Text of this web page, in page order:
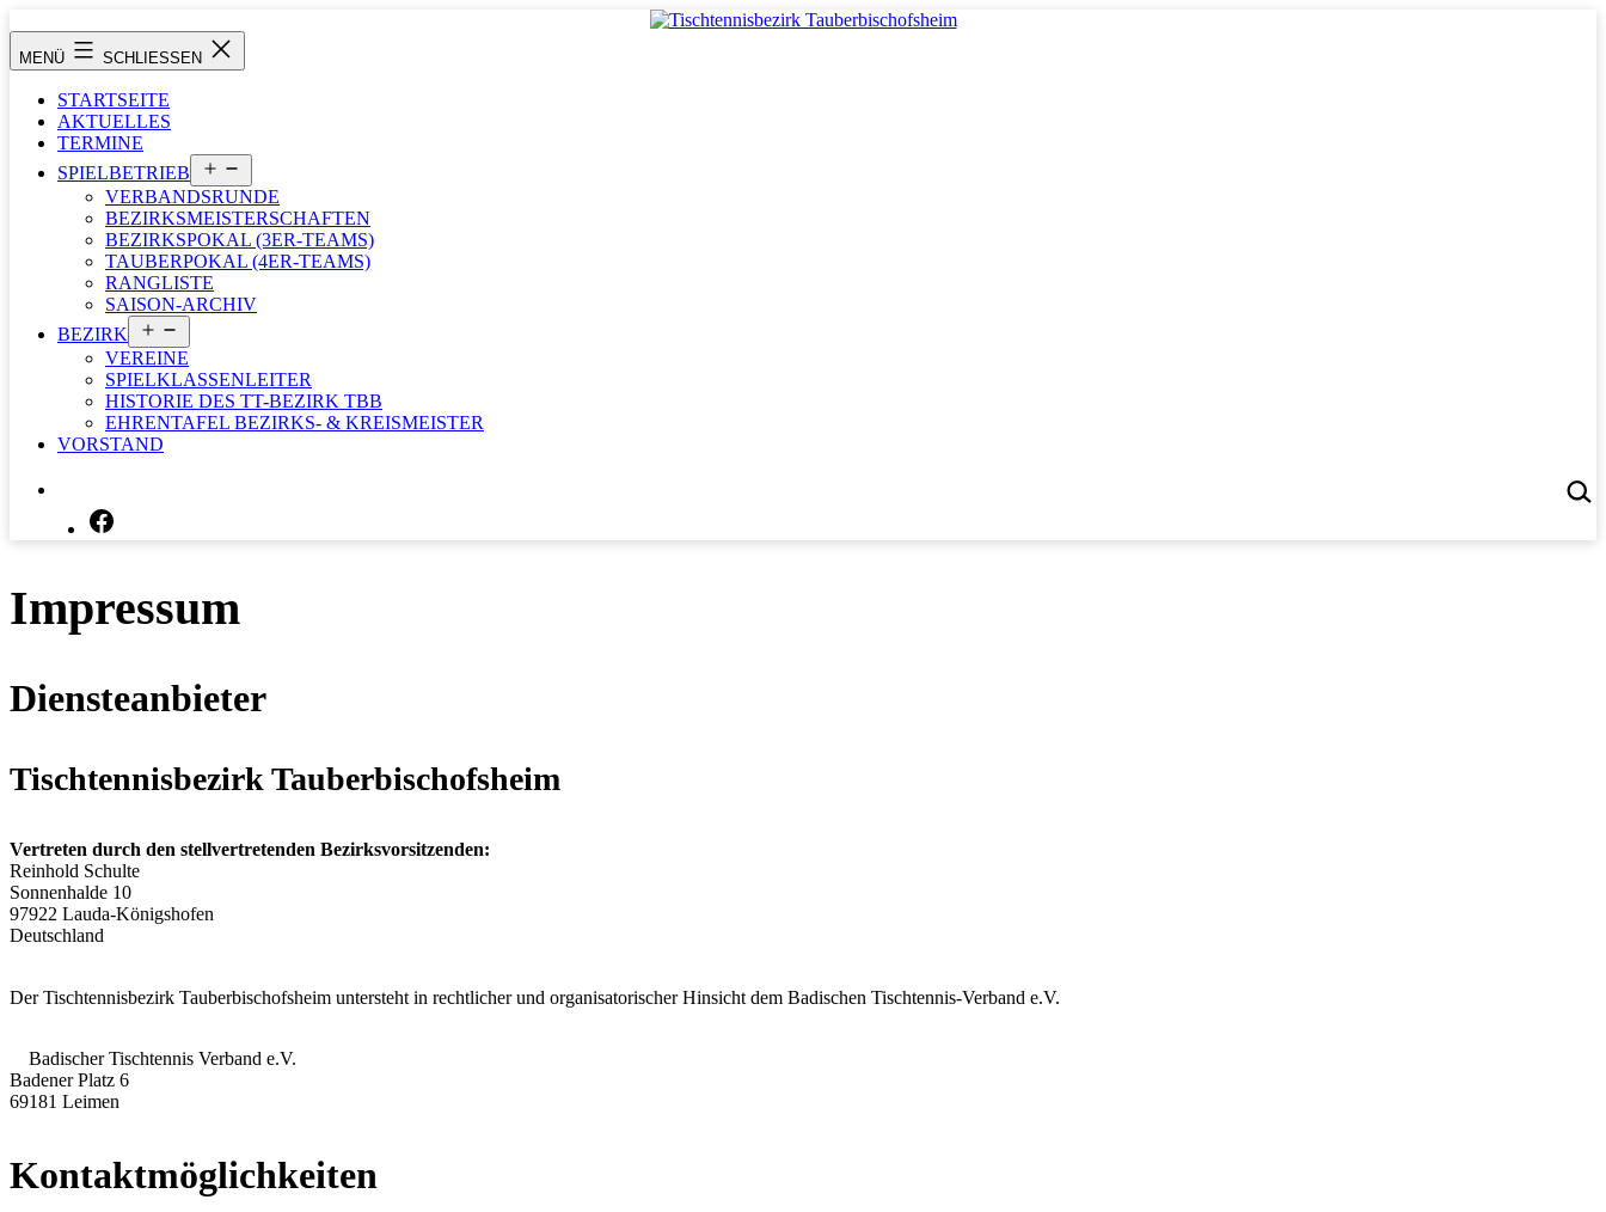
Inhalt
springen
Tischtennisbezirk
Tauberbischofsheim
MENÜ SCHLIESSEN
STARTSEITE
AKTUELLES
TERMINE
SPIELBETRIEB
öffnen
VERBANDSRUNDE
BEZIRKSMEISTERSCHAFTEN
BEZIRKSPOKAL (3ER-TEAMS)
TAUBERPOKAL (4ER-TEAMS)
RANGLISTE
SAISON-ARCHIV
BEZIRK
öffnen
VEREINE
SPIELKLASSENLEITER
HISTORIE DES TT-BEZIRK TBB
EHRENTAFEL BEZIRKS- & KREISMEISTER
VORSTAND
Impressum
Diensteanbieter
Tischtennisbezirk Tauberbischofsheim
Vertreten durch den stellvertretenden Bezirksvorsitzenden:
Reinhold Schulte
Sonnenhalde 10
97922 Lauda-Königshofen
Deutschland
Der Tischtennisbezirk Tauberbischofsheim untersteht in rechtlicher und organisatorischer Hinsicht dem Badischen Tischtennis-Verband e.V.
Badischer Tischtennis Verband e.V.
Badener Platz 6
69181 Leimen
Kontaktmöglichkeiten